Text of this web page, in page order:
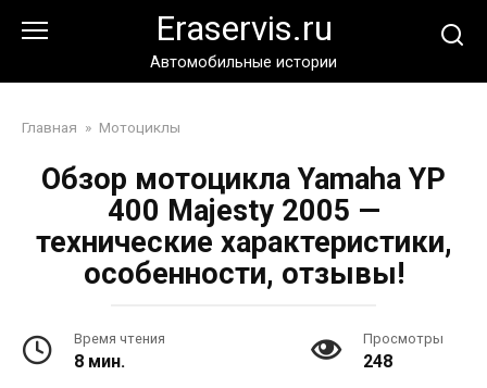
Eraservis.ru
Автомобильные истории
Главная » Мотоциклы
Обзор мотоцикла Yamaha YP
400 Majesty 2005 —
технические характеристики,
особенности, отзывы!
Время чтения
8 мин.
Просмотры
248